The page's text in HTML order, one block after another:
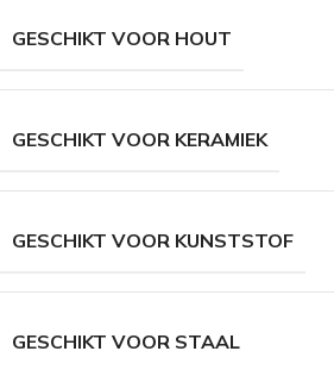
GESCHIKT VOOR HOUT
GESCHIKT VOOR KERAMIEK
GESCHIKT VOOR KUNSTSTOF
GESCHIKT VOOR STAAL